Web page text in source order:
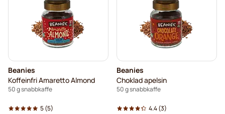
Beanies
Koffeinfri Amaretto Almond
50 g snabbkaffe
5(5)
Beanies
Choklad apelsin
50 g snabbkaffe
4.4(3)